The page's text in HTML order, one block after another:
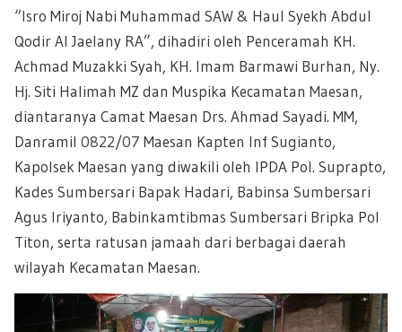
“Isro Miroj Nabi Muhammad SAW & Haul Syekh Abdul
Qodir Al Jaelany RA”, dihadiri oleh Penceramah KH.
Achmad Muzakki Syah, KH. Imam Barmawi Burhan, Ny.
Hj. Siti Halimah MZ dan Muspika Kecamatan Maesan,
diantaranya Camat Maesan Drs. Ahmad Sayadi. MM,
Danramil 0822/07 Maesan Kapten Inf Sugianto,
Kapolsek Maesan yang diwakili oleh IPDA Pol. Suprapto,
Kades Sumbersari Bapak Hadari, Babinsa Sumbersari
Agus Iriyanto, Babinkamtibmas Sumbersari Bripka Pol
Titon, serta ratusan jamaah dari berbagai daerah
wilayah Kecamatan Maesan.